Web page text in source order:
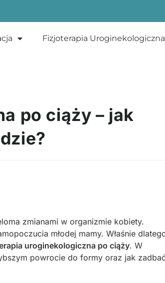
Fizjoterapia Uroginekologiczna
po ciąży – jak
zmianami w organizmie kobiety.
młodej mamy. Właśnie
uroginekologiczna po ciąży. W
powrocie do formy oraz jak